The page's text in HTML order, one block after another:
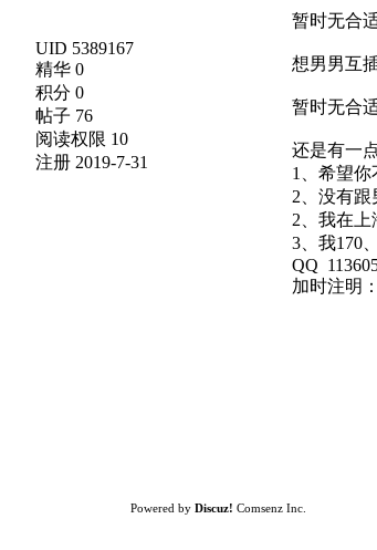
UID 5389167
精华 0
积分 0
帖子 76
阅读权限 10
注册 2019-7-31
暂时无合
想男男互
暂时无合
还是有一
1、希望
2、没有跟
2、我在上
3、我170
QQ
加时注明
Powered by Discuz! Comsenz Inc.